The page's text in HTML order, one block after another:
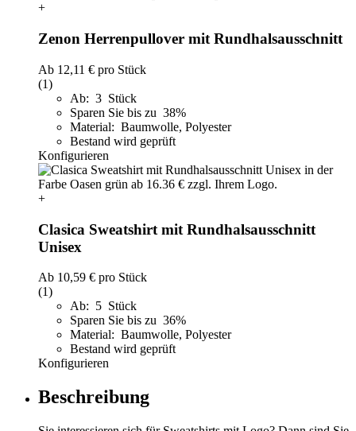
+
Zenon Herrenpullover mit Rundhalsausschnitt
Ab 12,11 € pro Stück
(1)
Ab: 3 Stück
Sparen Sie bis zu 38%
Material: Baumwolle, Polyester
Bestand wird geprüft
Konfigurieren
+
Clasica Sweatshirt mit Rundhalsausschnitt
Unisex
Ab 10,59 € pro Stück
(1)
Ab: 5 Stück
Sparen Sie bis zu 36%
Material: Baumwolle, Polyester
Bestand wird geprüft
Konfigurieren
Beschreibung